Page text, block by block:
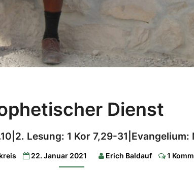
Dienst
Lesung:
5.10|2.
Lesung:
Dienst
Lesung: 1 Kor 7,29-31|Evangelium:
22. Januar 2021 Erich Baldauf 1